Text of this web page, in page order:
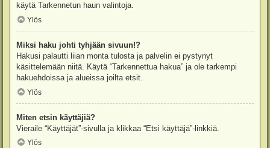
käytä Tarkennetun haun valintoja.
Ylös
Miksi haku johti tyhjään sivuun!?
Hakusi palautti liian monta tulosta ja palvelin ei pystynyt
käsittelemään niitä. Käytä “Tarkennettua hakua” ja ole tarkempi
hakuehdoissa ja alueissa joilta etsit.
Ylös
Miten etsin käyttäjiä?
Vieraile “Käyttäjät”-sivulla ja klikkaa “Etsi käyttäjä”-linkkiä.
Ylös